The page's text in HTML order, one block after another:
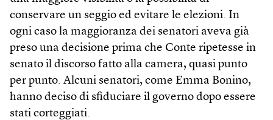
conservare un seggio ed evitare le elezioni. In
ogni caso la maggioranza dei senatori aveva già
preso una decisione prima che Conte ripetesse in
senato il discorso fatto alla camera, quasi punto
per punto. Alcuni senatori, come Emma Bonino,
hanno deciso di sfiduciare il governo dopo essere
stati corteggiati.